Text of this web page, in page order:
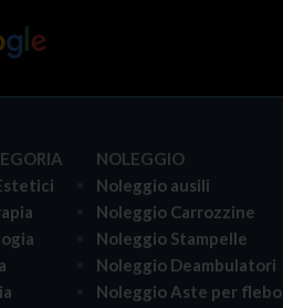
NOLEGGIO
Noleggio ausili
Noleggio Carrozzine
Noleggio Stampelle
Noleggio Deambulatori
Noleggio Aste per flebo